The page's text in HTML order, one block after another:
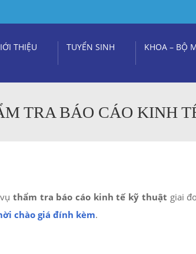
THIỆU TUYỂN SINH KHOA – BỘ
TRA BÁO CÁO KINH
vụthẩm tra báo cáo kinh tế kỹ thuật giai
chào giá đính kèm.